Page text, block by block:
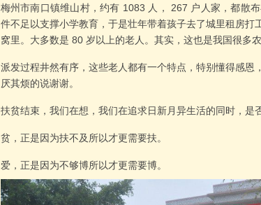
梅州市南口镇维山村，约有 1083 人， 267 户人家，都散
件不足以支撑小学教育，于是壮年带着孩子去了城里租房打
窝里。大多数是 80 岁以上的老人。其实，这也是我国很多
派发过程井然有序，这些老人都有一个特点，特别懂得感恩
厌其烦的说谢谢。
扶贫结束，我们在想，我们在追求日新月异生活的同时，是
贫，正是因为扶不及所以才更需要扶。
爱，正是因为不够博所以才更需要博。